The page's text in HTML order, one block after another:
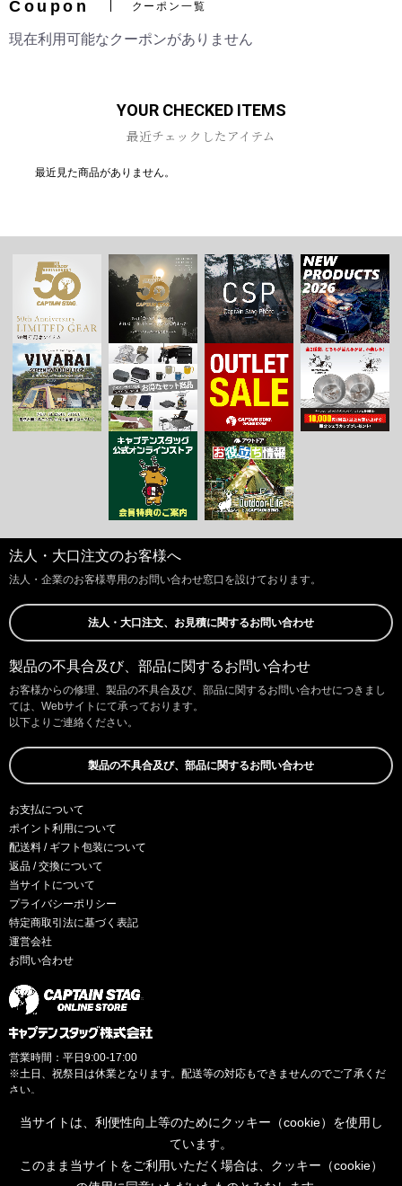
お買い物を続ける
Coupon クーポン一覧
現在利用可能なクーポンがありません
YOUR CHECKED ITEMS
最近チェックしたアイテム
最近見た商品がありません。
法人・大口注文のお客様へ
法人・企業のお客様専用のお問い合わせ窓口を設けております。
法人・大口注文、お見積に関するお問い合わせ
製品の不具合及び、部品に関するお問い合わせ
お客様からの修理、製品の不具合及び、部品に関するお問い合わせにつきまし
ては、Webサイトにて承っております。
以下よりご連絡ください。
製品の不具合及び、部品に関するお問い合わせ
お支払について
ポイント利用について
配送料 / ギフト包装について
返品 / 交換について
当サイトについて
プライバシーポリシー
特定商取引法に基づく表記
運営会社
お問い合わせ
営業時間：平日9:00-17:00
※土日、祝祭日は休業となります。配送等の対応もできませんのでご了承くだ
さい。
当サイトは、利便性向上等のためにクッキー（cookie）を使用し
ています。
このまま当サイトをご利用いただく場合は、クッキー（cookie）